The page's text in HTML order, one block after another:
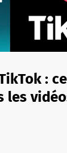
:
les